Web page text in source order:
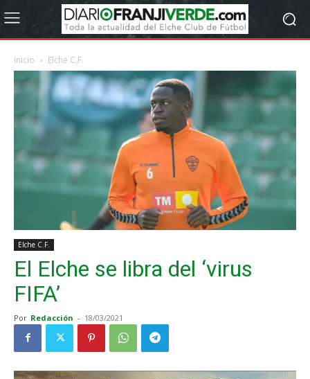
Inicio Elche C.F.
Elche C.F.
El Elche se libra del ‘virus
FIFA’
Por Redacción - 18/03/2021